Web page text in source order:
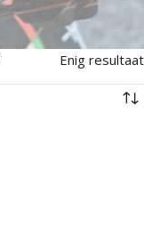
Enig resultaat